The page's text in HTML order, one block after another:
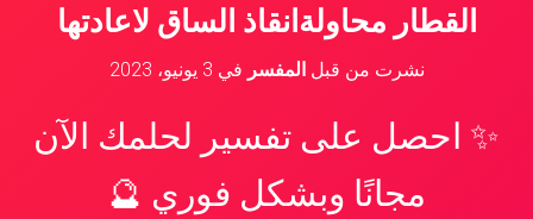
القطار محاولةانقاذ الساق لاعادتها
نشرت من قبلالمفسر في 3 يونيو، 2023
✨ احصل على تفسير لحلمك الآن
مجانًا وبشكل فوري 🔮